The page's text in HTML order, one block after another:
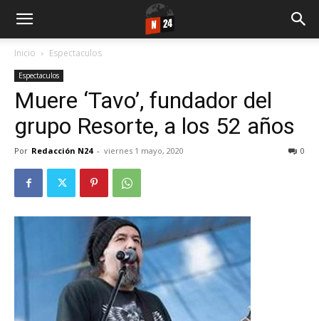
Inicio Espectaculos
Espectaculos
Muere ‘Tavo’, fundador del
grupo Resorte, a los 52 años
Por Redacción N24 - viernes 1 mayo, 2020 0